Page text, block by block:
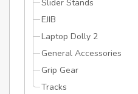
Slider Stands
EJIB
Laptop Dolly 2
General Accessories
Grip Gear
Tracks